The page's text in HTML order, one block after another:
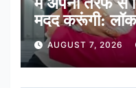
मदद करूंगी:
कालरा
AUGUST 7, 2026